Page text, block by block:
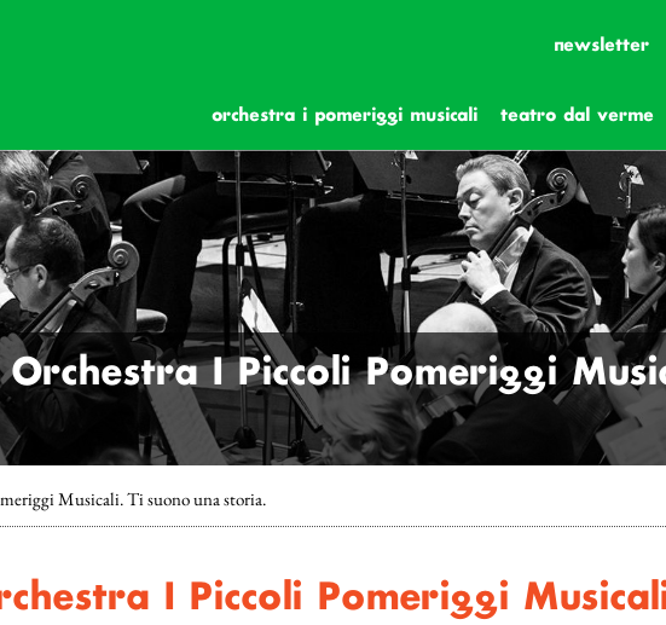
newsletter
orchestra i pomeriggi musicali teatro dal verme
I Piccoli Pomeriggi
Musicali. Ti suono una storia.
I Piccoli Pomeriggi